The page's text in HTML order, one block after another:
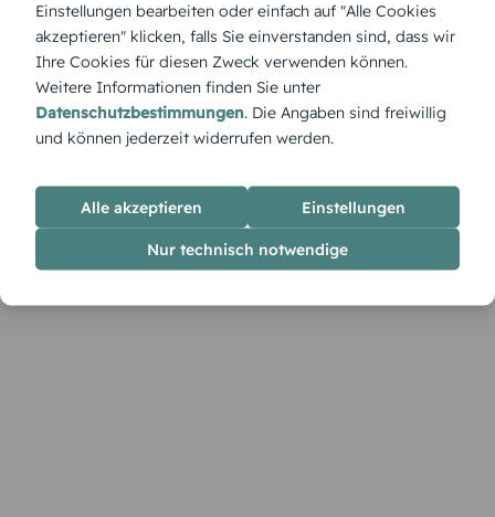
vereint. Ideal für eine kreative, gemütliche Festtafel.
Einstellungen bearbeiten oder einfach auf "Alle Cookies
akzeptieren" klicken, falls Sie einverstanden sind, dass wir
Ihre Cookies für diesen Zweck verwenden können.
Weitere Informationen finden Sie unter
Datenschutzbestimmungen. Die Angaben sind freiwillig
und können jederzeit widerrufen werden.
Alle akzeptieren Einstellungen
Nur technisch notwendige